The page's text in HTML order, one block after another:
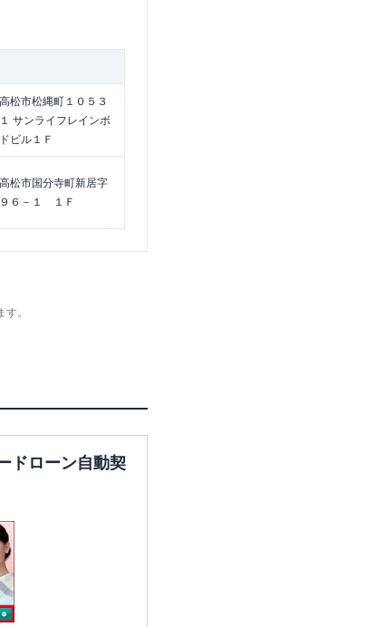
松市松縄町１０５３
サンライフレインボ
ビル１Ｆ
松市国分寺町新居字
６－１ １Ｆ
。
ドローン自動契